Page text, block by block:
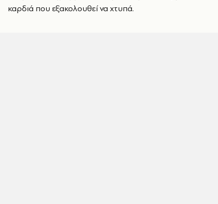
καρδιά που εξακολουθεί να χτυπά.